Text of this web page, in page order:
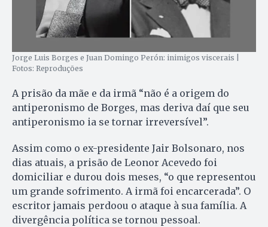
Jorge Luis Borges e Juan Domingo Perón: inimigos viscerais |
Fotos: Reproduções
A prisão da mãe e da irmã “não é a origem do
antiperonismo de Borges, mas deriva daí que seu
antiperonismo ia se tornar irreversível”.
Assim como o ex-presidente Jair Bolsonaro, nos
dias atuais, a prisão de Leonor Acevedo foi
domiciliar e durou dois meses, “o que representou
um grande sofrimento. A irmã foi encarcerada”. O
escritor jamais perdoou o ataque à sua família. A
divergência política se tornou pessoal.